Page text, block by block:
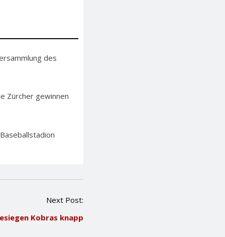
des
Zürcher gewinnen
Next Post:
Kobras knapp